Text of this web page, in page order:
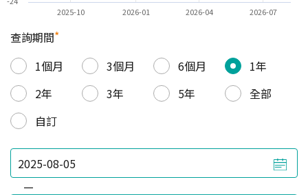
2025-10 2026-01 2026-04 2026-07
查詢期間*
1個月
3個月 6個月
1年
2年
3年 5年
全部
自訂
—